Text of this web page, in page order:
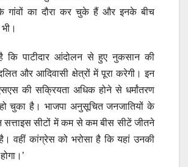
गांवों का दौरा कर चुके हैं और इनके बीच
है कि पाटीदार आंदोलन से हुए नुकसान की
और आदिवासी क्षेत्रों में पूरा करेगी। इन
की सक्रियता अधिक होने से धर्मांतरण
चुका है। भाजपा अनुसूचित जनजातियों के
सत्ताइस सीटों में कम से कम बीस सीटें जीतने
वहीं कांग्रेस को भरोसा है कि यहां उनकी